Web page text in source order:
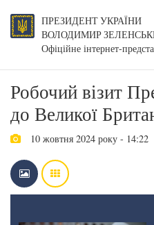
ПРЕЗИДЕНТ УКРАЇНИ
ВОЛОДИМИР
Офіційне інтернет-
Робочий візит
до Великої
10 жовтня 2024 року - 14:22